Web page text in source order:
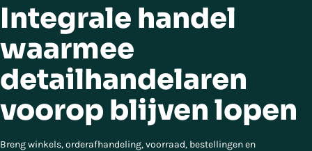
Integrale handel
waarmee
detailhandelaren
voorop blijven lopen
Breng winkels, orderafhandeling, voorraad, bestellingen en